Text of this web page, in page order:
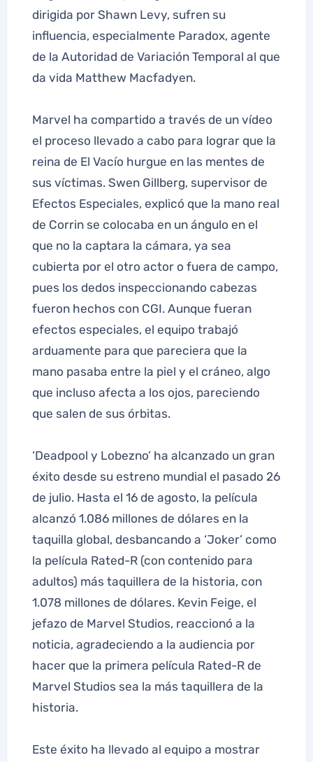
dirigida por Shawn Levy, sufren su
influencia, especialmente Paradox, agente
de la Autoridad de Variación Temporal al que
da vida Matthew Macfadyen.
Marvel ha compartido a través de un vídeo
el proceso llevado a cabo para lograr que la
reina de El Vacío hurgue en las mentes de
sus víctimas. Swen Gillberg, supervisor de
Efectos Especiales, explicó que la mano real
de Corrin se colocaba en un ángulo en el
que no la captara la cámara, ya sea
cubierta por el otro actor o fuera de campo,
pues los dedos inspeccionando cabezas
fueron hechos con CGI. Aunque fueran
efectos especiales, el equipo trabajó
arduamente para que pareciera que la
mano pasaba entre la piel y el cráneo, algo
que incluso afecta a los ojos, pareciendo
que salen de sus órbitas.
‘Deadpool y Lobezno’ ha alcanzado un gran
éxito desde su estreno mundial el pasado 26
de julio. Hasta el 16 de agosto, la película
alcanzó 1.086 millones de dólares en la
taquilla global, desbancando a ‘Joker’ como
la película Rated-R (con contenido para
adultos) más taquillera de la historia, con
1.078 millones de dólares. Kevin Feige, el
jefazo de Marvel Studios, reaccionó a la
noticia, agradeciendo a la audiencia por
hacer que la primera película Rated-R de
Marvel Studios sea la más taquillera de la
historia.
Este éxito ha llevado al equipo a mostrar